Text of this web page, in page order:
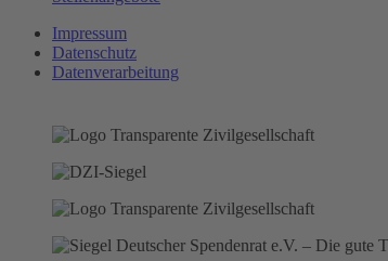
Impressum
Datenschutz
Datenverarbeitung